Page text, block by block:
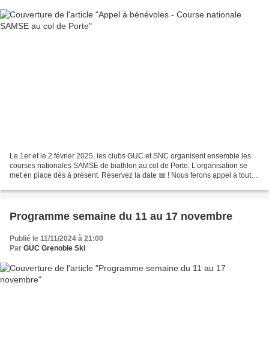
Le 1er et le 2 février 2025, les clubs GUC et SNC organisent ensemble les
courses nationales SAMSE de biathlon au col de Porte. L’organisation se
met en place dès à présent. Réservez la date 📅 ! Nous ferons appel à toutes
Programme semaine du 11 au 17 novembre
Publié le 11/11/2024 à 21:00
Par GUC Grenoble Ski